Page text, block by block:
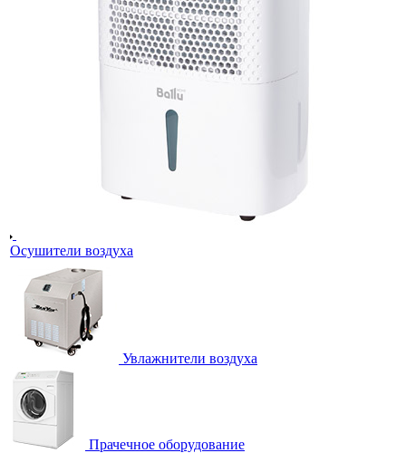
Осушители воздуха
Увлажнители воздуха
Прачечное оборудование